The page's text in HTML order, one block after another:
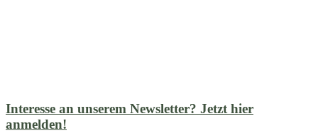
Interesse an unserem Newsletter? Jetzt hier
anmelden!